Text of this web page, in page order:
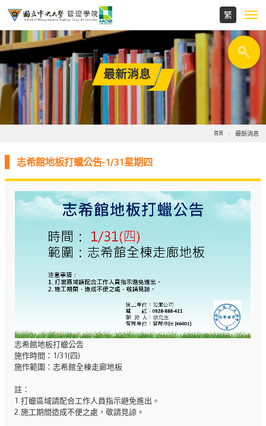
最新消息
首頁 最新消息
志希館地板打蠟公告-1/31星期四
志希館地板打蠟公告
施作時間：1/31(四)
施作範圍：志希館全棟走廊地板
註：
1.打蠟區域請配合工作人員指示避免進出。
2.施工期間造成不便之處，敬請見諒。